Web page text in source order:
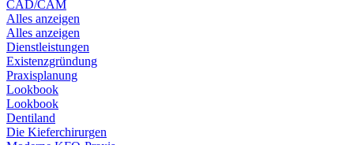
CAD/CAM
Alles anzeigen
Alles anzeigen
Dienstleistungen
Existenzgründung
Praxisplanung
Lookbook
Lookbook
Dentiland
Die Kieferchirurgen